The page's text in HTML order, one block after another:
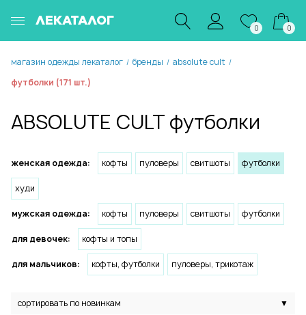
ЛЕКАТАЛОГ
0 0
магазин одежды лекаталог / бренды / absolute cult /
футболки (171 шт.)
ABSOLUTE CULT футболки
женская одежда: кофты пуловеры свитшоты футболки
худи
мужская одежда: кофты пуловеры свитшоты футболки
для девочек: кофты и топы
для мальчиков: кофты, футболки пуловеры, трикотаж
сортировать по новинкам ▼